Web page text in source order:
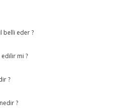
belli eder ?
mi ?
?
?